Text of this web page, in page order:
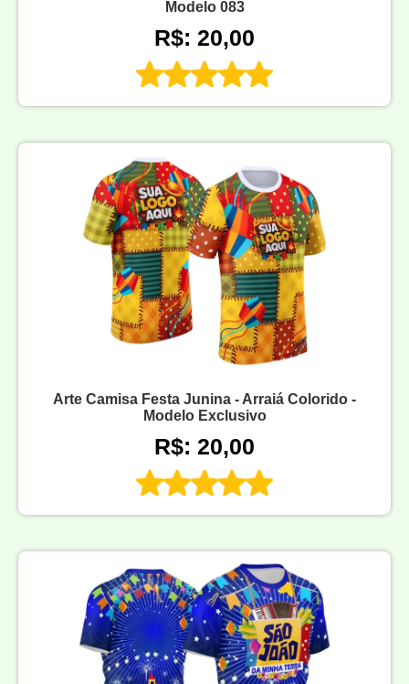
Modelo 083
R$: 20,00
Arte Camisa Festa Junina - Arraiá Colorido -
Modelo Exclusivo
R$: 20,00